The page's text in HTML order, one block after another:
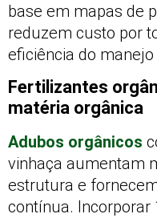
base em mapas de
reduzem custo por
eficiência do manejo
Fertilizantes
matéria orgânica
Adubos orgânicos
vinhaça aumentam
estrutura e
contínua.